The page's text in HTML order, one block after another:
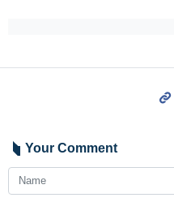
Your Comment